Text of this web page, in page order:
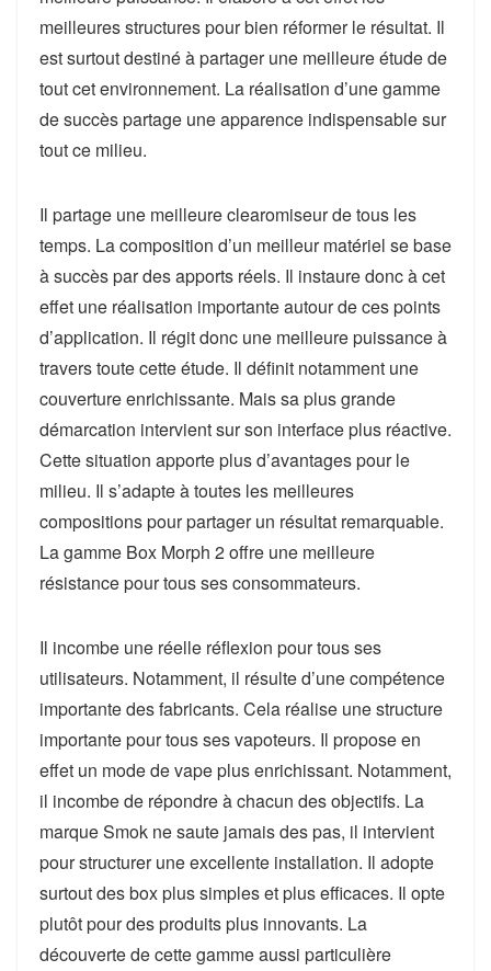
meilleures structures pour bien réformer le résultat. Il
est surtout destiné à partager une meilleure étude de
tout cet environnement. La réalisation d’une gamme
de succès partage une apparence indispensable sur
tout ce milieu.
Il partage une meilleure clearomiseur de tous les
temps. La composition d’un meilleur matériel se base
à succès par des apports réels. Il instaure donc à cet
effet une réalisation importante autour de ces points
d’application. Il régit donc une meilleure puissance à
travers toute cette étude. Il définit notamment une
couverture enrichissante. Mais sa plus grande
démarcation intervient sur son interface plus réactive.
Cette situation apporte plus d’avantages pour le
milieu. Il s’adapte à toutes les meilleures
compositions pour partager un résultat remarquable.
La gamme Box Morph 2 offre une meilleure
résistance pour tous ses consommateurs.
Il incombe une réelle réflexion pour tous ses
utilisateurs. Notamment, il résulte d’une compétence
importante des fabricants. Cela réalise une structure
importante pour tous ses vapoteurs. Il propose en
effet un mode de vape plus enrichissant. Notamment,
il incombe de répondre à chacun des objectifs. La
marque Smok ne saute jamais des pas, il intervient
pour structurer une excellente installation. Il adopte
surtout des box plus simples et plus efficaces. Il opte
plutôt pour des produits plus innovants. La
découverte de cette gamme aussi particulière